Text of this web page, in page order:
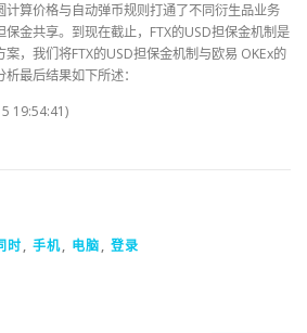
计算价格与自动弹币规则打通了不同衍生品业务
金共享。到现在截止，FTX的USD担保金机制是
，我们将FTX的USD担保金机制与欧易 OKEx的
最后结果如下所述：
19:54:41)
时, 手机, 电脑, 登录